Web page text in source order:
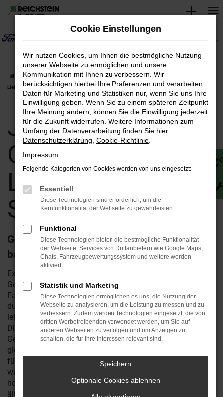
Zum
springen
Startseite Saalfeld Jaguar Jaguar E-Pace
Jaguar E-Pace Gebrauchtwagen |
Lieferservice nach Saalfeld
Jaguar E-Pace
Gebrauchtwagen |
Lieferservice nach
Saalfeld
Günstig durch Saalfeld fahren – vielleicht
bald im Jaguar E-Pace Gebrauchtwagen?
Experten wissen, dass man mit einem Jaguar E-Pace
Gebrauchtwagen in Saalfeld nichts verkehrt macht. Die
Fahrzeuge des Herstellers zeichnen sich seit eh und je
durch Langlebigkeit und eine exzellente Qualität aus und
leisten auch noch nach Jahren treue und pannenfreie
Dienste. Für Saalfeld ist ein Jaguar E-Pace
Gebrauchtwagen ohnehin eine gute Wahl, da dieses Auto
gleichermaßen für das Stop-and-Go des Stadtverkehrs wie
für Fahrten auf Autobahn und Landstraße geschaffen
wurde. Unter der Motorhaube arbeiten sparsame und
hocheffiziente Motoren – und das auch schon in den etwas
älteren Baujahren. Die aktuelle Modellgeneration geht in
Cookie Einstellungen
Wir nutzen Cookies, um Ihnen die bestmögliche Nutzung
unserer Webseite zu ermöglichen und unsere
Kommunikation mit Ihnen zu verbessern. Wir
berücksichtigen hierbei Ihre Präferenzen und verarbeiten
Daten für Marketing und Statistiken nur, wenn Sie uns Ihre
Einwilligung geben. Wenn Sie zu einem späteren Zeitpunkt
Ihre Meinung ändern, können Sie die Einwilligung jederzeit
für die Zukunft widerrufen. Weitere Informationen zum
Umfang der Datenverarbeitung finden Sie hier:
Datenschutzerklärung Cookie-Richtlinie
Impressum
Folgende Kategorien von Cookies werden von uns eingesetzt:
Essentiell
Diese Technologien sind erforderlich, um die
Kernfunktionalität der Webseite zu gewährleisten.
Funktional
Diese Technologien bieten die bestmögliche Funktionalität
der Webseite. Services von Drittanbietern wie Google Maps,
Chats, Fahrzeugbewertungssystem und weitere werden
aktiviert.
Statistik und Marketing
Diese Technologien ermöglichen es uns, die Nutzung der
Webseite zu analysieren, um die Leistung zu messen und zu
verbessern. Zudem werden Technologien eingesetzt, die von
dritten Werbetreibenden verwendet werden, um Sie auf
anderen Webseiten zu verfolgen und um Anzeigen zu
schalten, die für Ihre Interessen relevant sind.
Speichern
Optionale Cookies ablehnen